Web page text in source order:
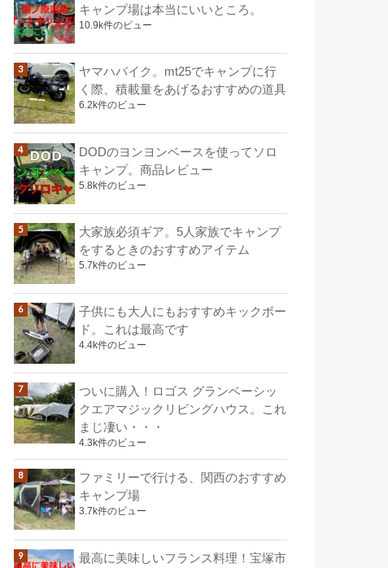
キャンプ場は本当にいいところ。
10.9k件のビュー
ヤマハバイク。mt25でキャンプに行
く際、積載量をあげるおすすめの道具
6.2k件のビュー
DODのヨンヨンベースを使ってソロ
キャンプ。商品レビュー
5.8k件のビュー
大家族必須ギア。5人家族でキャンプ
をするときのおすすめアイテム
5.7k件のビュー
子供にも大人にもおすすめキックボー
ド。これは最高です
4.4k件のビュー
ついに購入！ロゴス グランベーシッ
クエアマジックリビングハウス。これ
まじ凄い・・・
4.3k件のビュー
ファミリーで行ける、関西のおすすめ
キャンプ場
3.7k件のビュー
最高に美味しいフランス料理！宝塚市